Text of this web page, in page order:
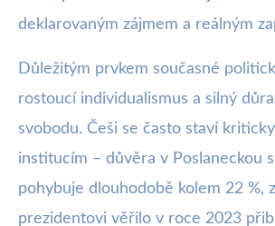
deklarovaným zájmem a reálným
Důležitým prvkem současné
rostoucí individualismus a silný
svobodu. Češi se často staví
institucím – důvěra v Poslaneckou
pohybuje dlouhodobě kolem 22 %,
prezidentovi věřilo v roce 2023